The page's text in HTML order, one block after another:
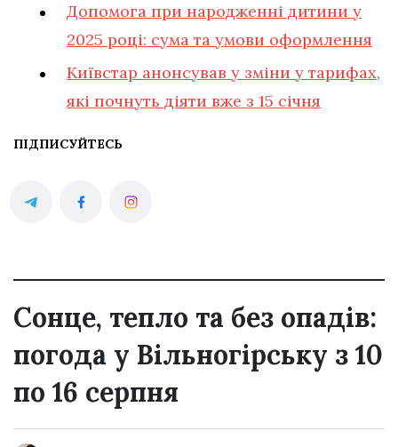
Допомога при народженні дитини у
2025 році: сума та умови оформлення
Київстар анонсував у зміни у тарифах,
які почнуть діяти вже з 15 січня
ПІДПИСУЙТЕСЬ
Сонце, тепло та без опадів:
погода у Вільногірську з 10
по 16 серпня